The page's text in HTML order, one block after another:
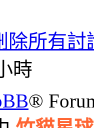
除所有討
時
®